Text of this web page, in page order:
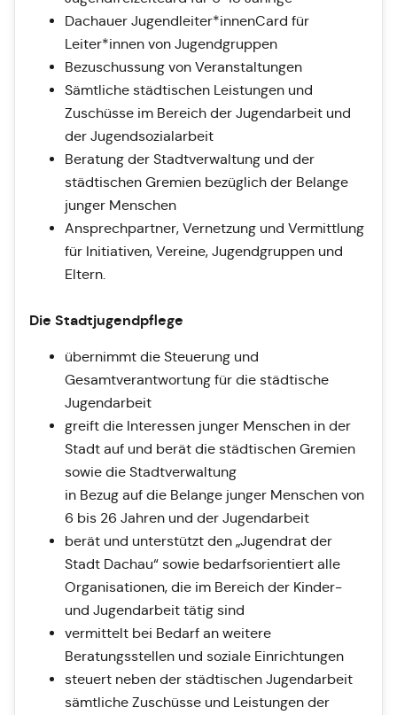
Dachauer Jugendleiter*innenCard für
Leiter*innen von Jugendgruppen
Bezuschussung von Veranstaltungen
Sämtliche städtischen Leistungen und
Zuschüsse im Bereich der Jugendarbeit und
der Jugendsozialarbeit
Beratung der Stadtverwaltung und der
städtischen Gremien bezüglich der Belange
junger Menschen
Ansprechpartner, Vernetzung und Vermittlung
für Initiativen, Vereine, Jugendgruppen und
Eltern.
Die Stadtjugendpflege
übernimmt die Steuerung und
Gesamtverantwortung für die städtische
Jugendarbeit
greift die Interessen junger Menschen in der
Stadt auf und berät die städtischen Gremien
sowie die Stadtverwaltung
in Bezug auf die Belange junger Menschen von
6 bis 26 Jahren und der Jugendarbeit
berät und unterstützt den „Jugendrat der
Stadt Dachau“ sowie bedarfsorientiert alle
Organisationen, die im Bereich der Kinder-
und Jugendarbeit tätig sind
vermittelt bei Bedarf an weitere
Beratungsstellen und soziale Einrichtungen
steuert neben der städtischen Jugendarbeit
sämtliche Zuschüsse und Leistungen der